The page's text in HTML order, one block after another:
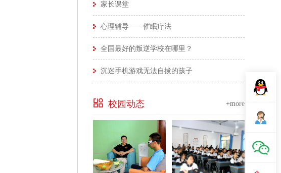
家长课堂
心理辅导——催眠疗法
全国最好的叛逆学校在哪里？
沉迷手机游戏无法自拔的孩子
校园动态 +more